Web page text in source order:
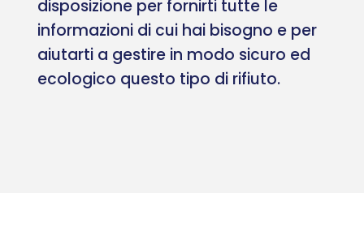
disposizione per fornirti tutte le
informazioni di cui hai bisogno e per
aiutarti a gestire in modo sicuro ed
ecologico questo tipo di rifiuto.